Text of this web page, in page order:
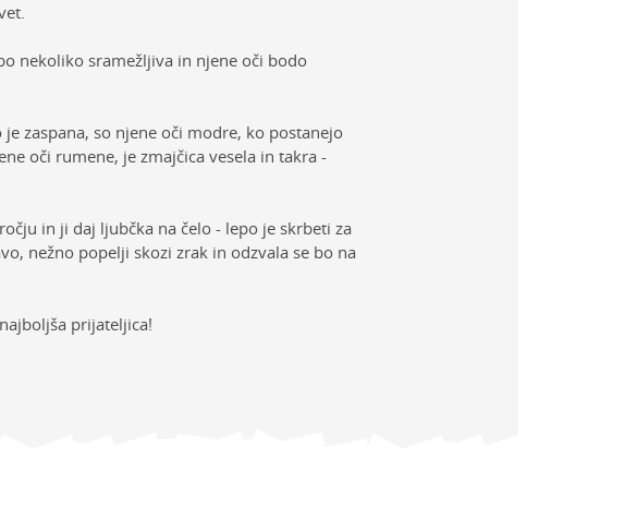
nekoliko sramežljiva in njene oči bodo
zaspana, so njene oči modre, ko postanejo
oči rumene, je zmajčica vesela in takra -
in ji daj ljubčka na čelo - lepo je skrbeti za
nežno popelji skozi zrak in odzvala se bo na
prijateljica!